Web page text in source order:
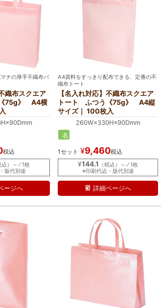
チの厚手不織布バ
織布スクエア
75g》 A4横
税込
込）～ ⁄ 1枚
版代別途
ージへ
A4資料をすっきり配布できる、定番の不
織布トート
【名入れ対応】不織布スクエア
トート ふつう《75g》 A4縦
サイズ｜ 100枚入
260W×330H×90Dmm
名
れ
1セット ¥9,460税込
¥144.1 （税込）～ ⁄ 1枚
※印刷代込・版代別途
詳細ページへ